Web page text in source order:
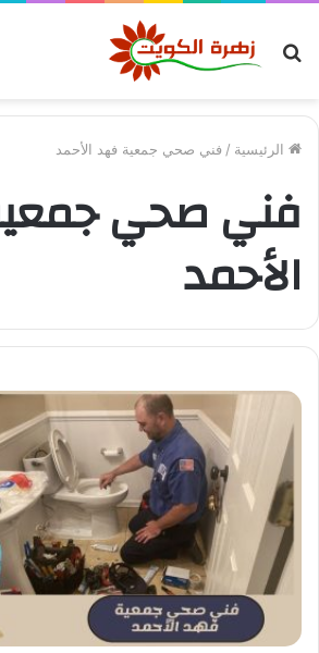
بحث
الرئيسية / فني صحي جمعية فهد الأحمد
فني صحي
الأحمد